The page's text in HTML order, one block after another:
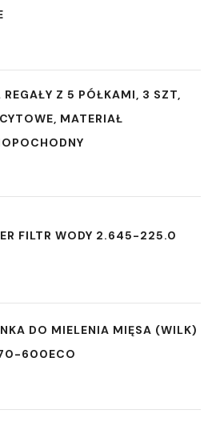
REGAŁY Z 5 PÓŁKAMI, 3 SZT,
MATERIAŁ
FILTR WODY 2.645-225.0
DO MIELENIA MIĘSA (WILK)
600ECO